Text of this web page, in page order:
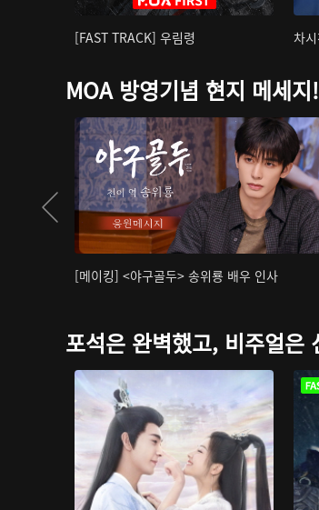
[FAST TRACK] 우림령 차
MOA 방영기념 현지 메세지!
[메이킹] <야구골두> 송위룡 배우 인사
포석은 완벽했고, 비주얼은